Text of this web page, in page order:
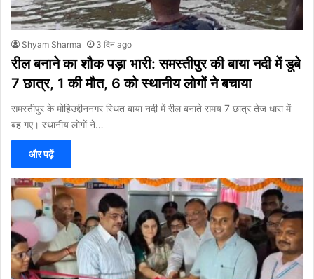
Shyam Sharma 3 दिन ago
रील बनाने का शौक पड़ा भारी: समस्तीपुर की बाया नदी में डूबे
7 छात्र, 1 की मौत, 6 को स्थानीय लोगों ने बचाया
समस्तीपुर के मोहिउद्दीननगर स्थित बाया नदी में रील बनाते समय 7 छात्र तेज धारा में
बह गए। स्थानीय लोगों ने…
और पढ़ें